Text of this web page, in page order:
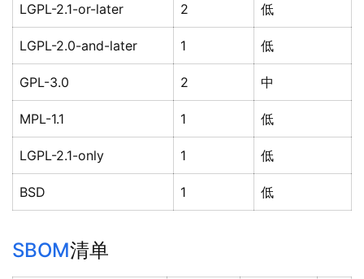
LGPL-2.1-or-later 2 低
LGPL-2.0-and-later 1 低
GPL-3.0 2 中
MPL-1.1 1 低
LGPL-2.1-only 1 低
BSD 1 低
SBOM清单